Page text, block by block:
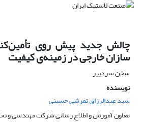
چالش جدید پیش روی
سازان خارجی در زمینه‌ی کیفیت
سخن سردبیر
نویسنده
سید عبدالرزاق تفرشی حسینی
معاون آموزش و اطلاع رسانی شرکت مهندسی و